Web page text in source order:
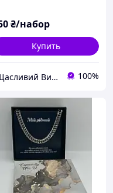
₴/набор
Купить
"Щасливий Випадок" - Інтернет-магазин парних прикрас і ланцюжків 100%